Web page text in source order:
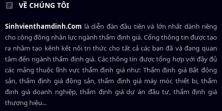
VỀ CHÚNG TÔI
Sinhvienthamdinh.Com là diễn đàn đầu tiên và lớn nhất dành riêng
cho cộng đồng nhân lực ngànhthẩm định giá. Cổng thông tin được tạo
ra nhằm tạo kênh kết nối tri thức cho tất cả các bạn đã và đang quan
tâm đến ngành thẩm định giá. Các thông tin được tổng hợp với đầy đủ
các mảng thuộc lĩnh vực thẩm định giá như: Thẩm định giá Bất động
sản, thẩm định giá động sản, thẩm định giá máy móc thiết bị, thẩm
định giá doanh nghiệp, thẩm định giá dự án đầu tư, thẩm định giá
thương hiệu...